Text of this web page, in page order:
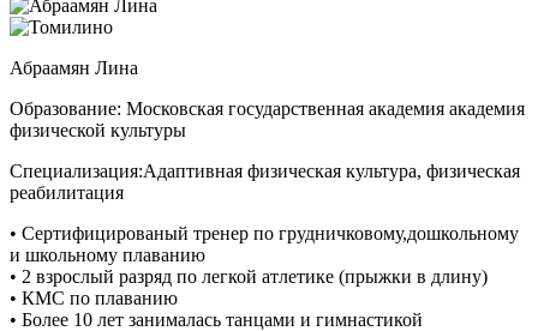
Абраамян Лина
Образование: Московская государственная академия академия
физической культуры
Специализация:Адаптивная физическая культура, физическая
реабилитация
• Сертифицированый тренер по грудничковому,дошкольному
и школьному плаванию
• 2 взрослый разряд по легкой атлетике (прыжки в длину)
• КМС по плаванию
• Более 10 лет занималась танцами и гимнастикой